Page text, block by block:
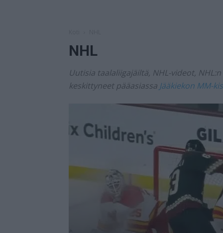
NHL
Uutisia taalaliigajäiltä, NHL-videot,
keskittyneet pääasiassa Jääkiekon MM-